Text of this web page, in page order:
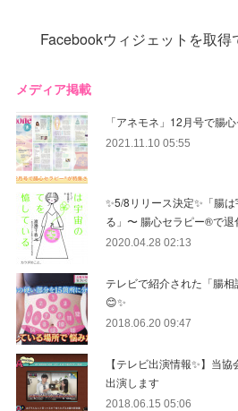
Facebookウィジェットを取得
メディア掲載
「アネモネ」12月号で腸
2021.11.10 05:55
✨5/8リリース決定✨「腸
る」〜 腸心セラピー®︎で
2020.04.28 02:13
テレビで紹介された「腸
😊✨
2018.06.20 09:47
【テレビ出演情報✨】当
出演します
2018.06.15 05:06